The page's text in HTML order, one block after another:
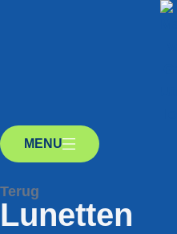
MENU
Terug
Lunetten